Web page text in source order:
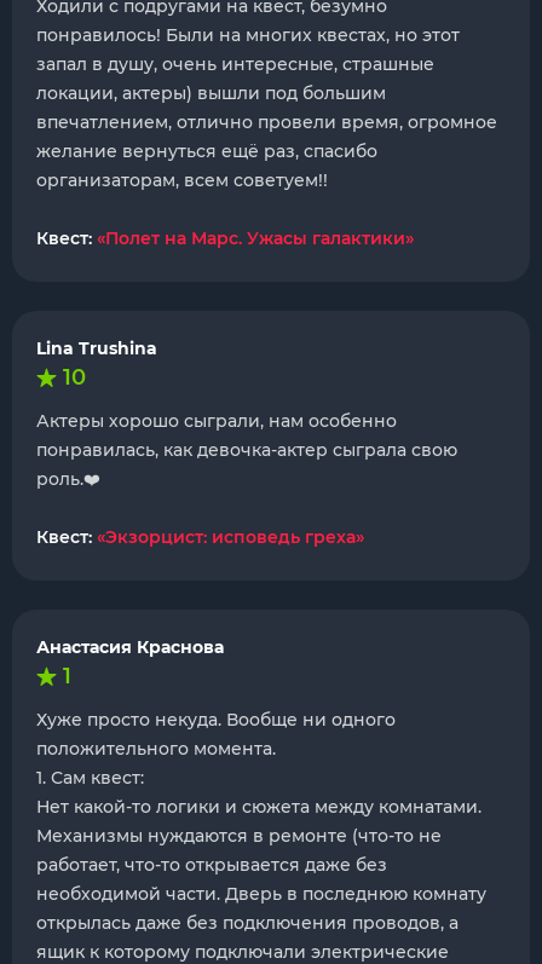
Ходили с подругами на квест, безумно
понравилось! Были на многих квестах, но этот
запал в душу, очень интересные, страшные
локации, актеры) вышли под большим
впечатлением, отлично провели время, огромное
желание вернуться ещё раз, спасибо
организаторам, всем советуем!!
Квест: «Полет на Марс. Ужасы галактики»
Lina Trushina
10
Актеры хорошо сыграли, нам особенно
понравилась, как девочка-актер сыграла свою
роль.❤️
Квест: «Экзорцист: исповедь греха»
Анастасия Краснова
1
Хуже просто некуда. Вообще ни одного
положительного момента.
1. Сам квест:
Нет какой-то логики и сюжета между комнатами.
Механизмы нуждаются в ремонте (что-то не
работает, что-то открывается даже без
необходимой части. Дверь в последнюю комнату
открылась даже без подключения проводов, а
ящик к которому подключали электрические